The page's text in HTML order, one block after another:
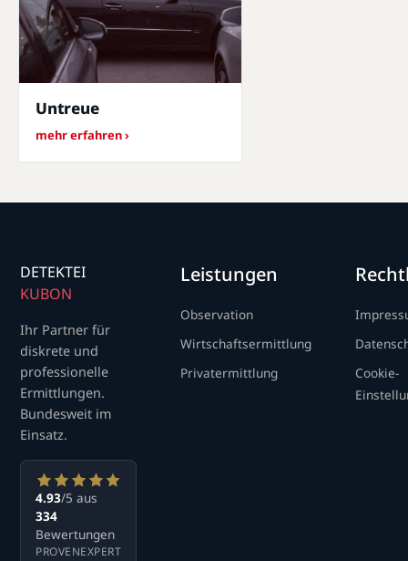
Untreue
mehr erfahren ›
DETEKTEI
KUBON
Ihr Partner für
diskrete und
professionelle
Ermittlungen.
Bundesweit im
Einsatz.
4.93/5 aus
334
Bewertungen
PROVENEXPERT
Leistungen
Observation
Wirtschaftsermittlung
Privatermittlung
Cookie-